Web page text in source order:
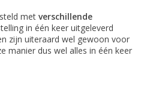
met verschillende
in één keer uitgeleverd
zijn uiteraard wel gewoon voor
manier dus wel alles in één keer